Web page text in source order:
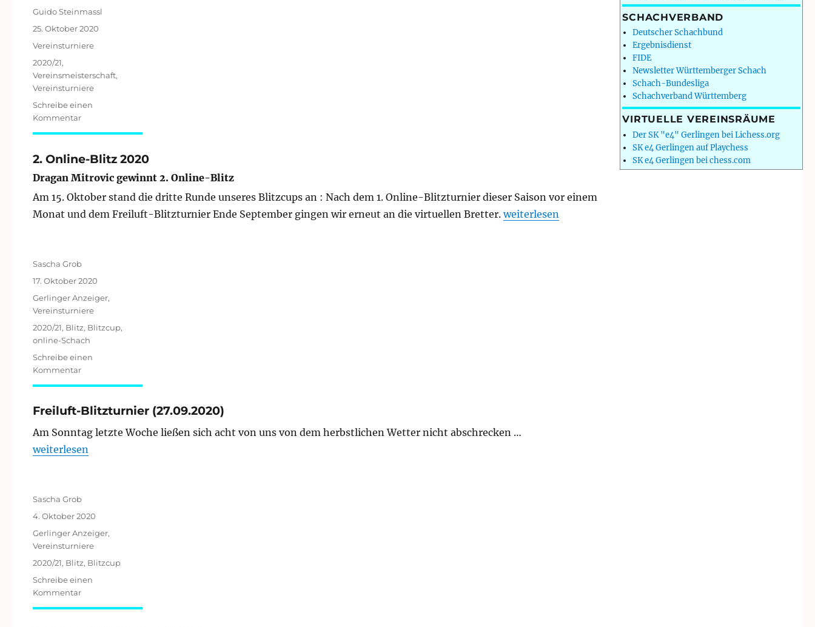
Autor
Guido Steinmassl
Veröffentlicht
25. Oktober 2020
Kategorien
Vereinsturniere
Schlagwörter
2020/21,
Vereinsmeisterschaft,
Vereinsturniere
Schreibe einen
Kommentarzu
2
Vereinsmeisterschaft
2. Online-Blitz 2020
Dragan Mitrovic gewinnt 2. Online-Blitz
Am 15. Oktober stand die dritte Runde unseres Blitzcups an : Nach dem 1. Online-Blitzturnier dieser Saison vor einem
Monat und dem Freiluft-Blitzturnier Ende September gingen wir erneut an die virtuellen Bretter.„2. Online-Blitz 2020“
weiterlesen
Autor
Sascha Grob
Veröffentlicht
17. Oktober 2020
Kategorien
Gerlinger Anzeiger,
Vereinsturniere
Schlagwörter
2020/21, Blitz, Blitzcup,
online-Schach
Schreibe einen
Kommentarzu
Blitz
Freiluft-Blitzturnier (27.09.2020)
Am Sonntag letzte Woche ließen sich acht von uns von dem herbstlichen Wetter nicht abschrecken …
„Freiluft-Blitzturnier (27.09.2020)“
weiterlesen
Autor
Sascha Grob
Veröffentlicht
4. Oktober 2020
Kategorien
Gerlinger Anzeiger,
Vereinsturniere
Schlagwörter
2020/21, Blitz, Blitzcup
Schreibe einen
Kommentarzu
SCHACHVERBAND
Deutscher Schachbund
Ergebnisdienst
FIDE
Newsletter Württemberger Schach
Schach-Bundesliga
Schachverband Württemberg
VIRTUELLE VEREINSRÄUME
Der SK "e4" Gerlingen bei Lichess.org
SK e4 Gerlingen auf Playchess
SK e4 Gerlingen bei chess.com